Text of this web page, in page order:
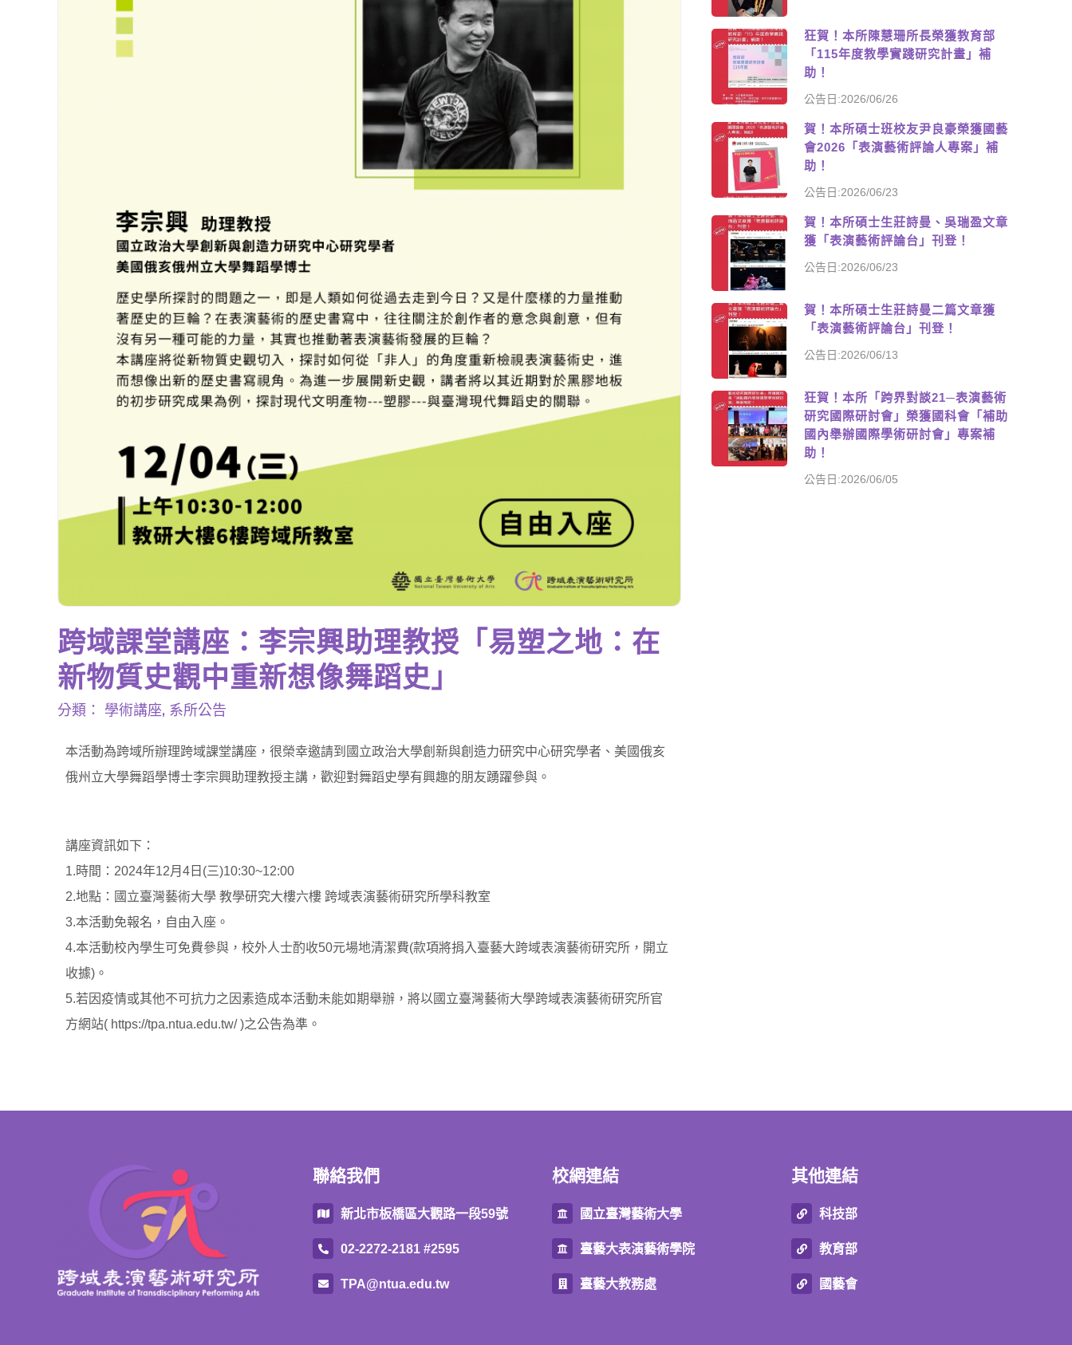
跨域課堂講座：李宗興助理教授「易塑之地：在
新物質史觀中重新想像舞蹈史」
分類： 學術講座, 系所公告
本活動為跨域所辦理跨域課堂講座，很榮幸邀請到國立政治大學創新與創造力研究中心研究學者、美國俄亥
俄州立大學舞蹈學博士李宗興助理教授主講，歡迎對舞蹈史學有興趣的朋友踴躍參與。
講座資訊如下：
1.時間：2024年12月4日(三)10:30~12:00
2.地點：國立臺灣藝術大學 教學研究大樓六樓 跨域表演藝術研究所學科教室
3.本活動免報名，自由入座。
4.本活動校內學生可免費參與，校外人士酌收50元場地清潔費(款項將捐入臺藝大跨域表演藝術研究所，開立
收據)。
5.若因疫情或其他不可抗力之因素造成本活動未能如期舉辦，將以國立臺灣藝術大學跨域表演藝術研究所官
方網站( https://tpa.ntua.edu.tw/)之公告為準。
狂賀！本所陳慧珊所長榮獲教育部
「115年度教學實踐研究計畫」補
助！
公告日:2026/06/26
賀！本所碩士班校友尹良豪榮獲國藝
會2026「表演藝術評論人專案」補
助！
公告日:2026/06/23
賀！本所碩士生莊詩曼、吳瑞盈文章
獲「表演藝術評論台」刊登！
公告日:2026/06/23
賀！本所碩士生莊詩曼二篇文章獲
「表演藝術評論台」刊登！
公告日:2026/06/13
狂賀！本所「跨界對談21─表演藝術
研究國際研討會」榮獲國科會「補助
國內舉辦國際學術研討會」專案補
助！
公告日:2026/06/05
聯絡我們
新北市板橋區大觀路一段59號
02-2272-2181 #2595
TPA@ntua.edu.tw
校網連結
國立臺灣藝術大學
臺藝大表演藝術學院
臺藝大教務處
其他連結
科技部
教育部
國藝會